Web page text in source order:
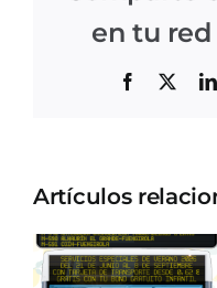
en tu
Facebook
Artículos